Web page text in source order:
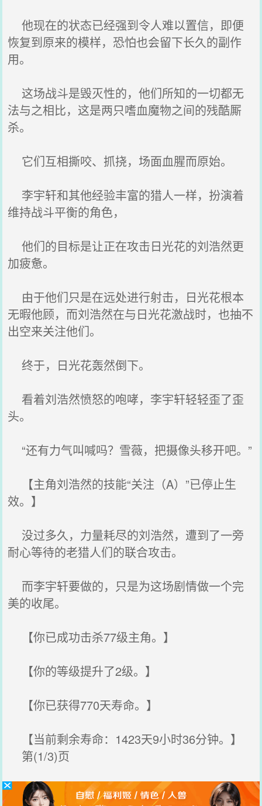
他现在的状态已经强到令人难以置信，即便
恢复到原来的模样，恐怕也会留下长久的副作
用。
这场战斗是毁灭性的，他们所知的一切都无
法与之相比，这是两只嗜血魔物之间的残酷厮
杀。
它们互相撕咬、抓挠，场面血腥而原始。
李宇轩和其他经验丰富的猎人一样，扮演着
维持战斗平衡的角色，
他们的目标是让正在攻击日光花的刘浩然更
加疲惫。
由于他们只是在远处进行射击，日光花根本
无暇他顾，而刘浩然在与日光花激战时，也抽不
出空来关注他们。
终于，日光花轰然倒下。
看着刘浩然愤怒的咆哮，李宇轩轻轻歪了歪
头。
“还有力气叫喊吗？雪薇，把摄像头移开吧。”
【主角刘浩然的技能“关注（A）”已停止生
效。】
没过多久，力量耗尽的刘浩然，遭到了一旁
耐心等待的老猎人们的联合攻击。
而李宇轩要做的，只是为这场剧情做一个完
美的收尾。
【你已成功击杀77级主角。】
【你的等级提升了2级。】
【你已获得770天寿命。】
【当前剩余寿命：1423天9小时36分钟。】
第(1/3)页